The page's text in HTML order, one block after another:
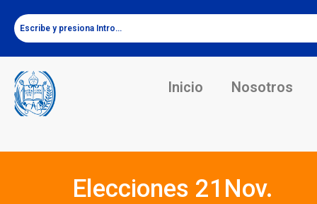
Inicio Nosotros
Elecciones 21Nov.